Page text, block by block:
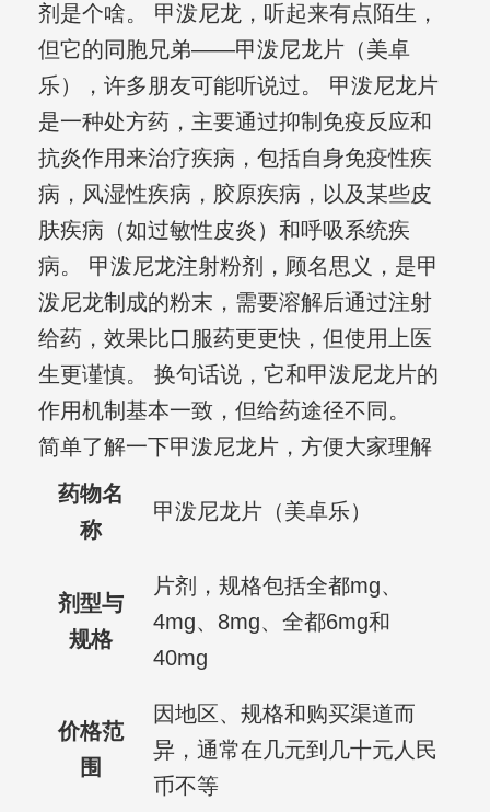
剂是个啥。 甲泼尼龙，听起来有点陌生，
但它的同胞兄弟——甲泼尼龙片（美卓
乐），许多朋友可能听说过。 甲泼尼龙片
是一种处方药，主要通过抑制免疫反应和
抗炎作用来治疗疾病，包括自身免疫性疾
病，风湿性疾病，胶原疾病，以及某些皮
肤疾病（如过敏性皮炎）和呼吸系统疾
病。 甲泼尼龙注射粉剂，顾名思义，是甲
泼尼龙制成的粉末，需要溶解后通过注射
给药，效果比口服药更更快，但使用上医
生更谨慎。 换句话说，它和甲泼尼龙片的
作用机制基本一致，但给药途径不同。
简单了解一下甲泼尼龙片，方便大家理解
药物名
称
甲泼尼龙片（美卓乐）
剂型与
规格
片剂，规格包括全都mg、
4mg、8mg、全都6mg和
40mg
价格范
围
因地区、规格和购买渠道而
异，通常在几元到几十元人民
币不等